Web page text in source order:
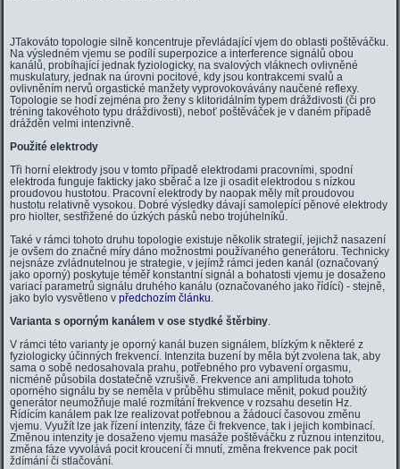
JTakováto topologie silně koncentruje převládající vjem do oblasti poštěváčku.
Na výsledném vjemu se podílí superpozice a interference signálů obou
kanálů, probíhající jednak fyziologicky, na svalových vláknech ovlivněné
muskulatury, jednak na úrovni pocitové, kdy jsou kontrakcemi svalů a
ovlivněním nervů orgastické manžety vyprovokovávány naučené reflexy.
Topologie se hodí zejména pro ženy s klitoridálním typem dráždivosti (či pro
tréning takovéhoto typu dráždivosti), neboť poštěváček je v daném případě
drážděn velmi intenzivně.
Použité elektrody
Tři horní elektrody jsou v tomto případě elektrodami pracovními, spodní
elektroda funguje fakticky jako sběrač a lze ji osadit elektrodou s nízkou
proudovou hustotou. Pracovní elektrody by naopak měly mít proudovou
hustotu relativně vysokou. Dobré výsledky dávají samolepící pěnové elektrody
pro hiolter, sestřižené do úzkých pásků nebo trojúhelníků.
Také v rámci tohoto druhu topologie existuje několik strategií, jejichž nasazení
je ovšem do značné míry dáno možnostmi používaného generátoru. Technicky
nejsnáze zvládnutelnou je strategie, v jejímž rámci jeden kanál (označovaný
jako oporný) poskytuje téměř konstantní signál a bohatosti vjemu je dosaženo
variací parametrů signálu druhého kanálu (označovaného jako řídící) - stejně,
jako bylo vysvětleno vpředchozím článku.
Varianta s oporným kanálem v ose stydké štěrbiny.
V rámci této varianty je oporný kanál buzen signálem, blízkým k některé z
fyziologicky účinných frekvencí. Intenzita buzení by měla být zvolena tak, aby
sama o sobě nedosahovala prahu, potřebného pro vybavení orgasmu,
nicméně působila dostatečně vzrušivě. Frekvence ani amplituda tohoto
oporného signálu by se neměla v průběhu stimulace měnit, pokud použitý
generátor neumožňuje malé rozmítání frekvence v rozsahu desetin Hz.
Řídícím kanálem pak lze realizovat potřebnou a žádoucí časovou změnu
vjemu. Využít lze jak řízení intenzity, fáze či frekvence, tak i jejich kombinací.
Změnou intenzity je dosaženo vjemu masáže poštěváčku z různou intenzitou,
změna fáze vyvolává pocit kroucení či mnutí, změna frekvence pak pocit
ždímání či stlačování.